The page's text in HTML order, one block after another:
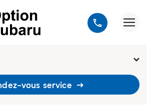
Verne, Québec
vous service